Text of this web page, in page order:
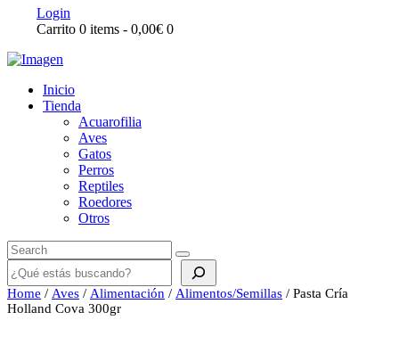
Login
Carrito 0 items - 0,00€ 0
Inicio
Tienda
Acuarofilia
Aves
Gatos
Perros
Reptiles
Roedores
Otros
Buscar
Home / Aves / Alimentación / Alimentos/Semillas / Pasta Cría
Holland Cova 300gr